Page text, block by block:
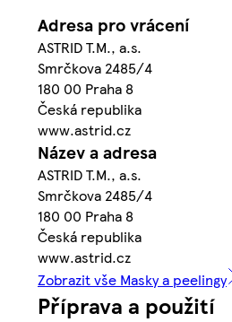
Adresa pro vrácení
ASTRID T.M., a.s.
Smrčkova 2485/4
180 00 Praha 8
Česká republika
www.astrid.cz
Název a adresa
ASTRID T.M., a.s.
Smrčkova 2485/4
180 00 Praha 8
Česká republika
www.astrid.cz
Zobrazit vše Masky a peelingy
Příprava a použití